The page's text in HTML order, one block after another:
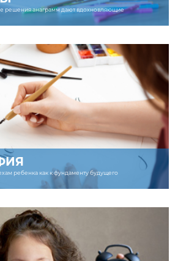
решения анаграмм дают вдохновляющие
ребенка как к фундаменту будущего